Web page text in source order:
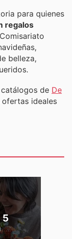
para quienes
regalos
belleza,
de De
ofertas ideales
5